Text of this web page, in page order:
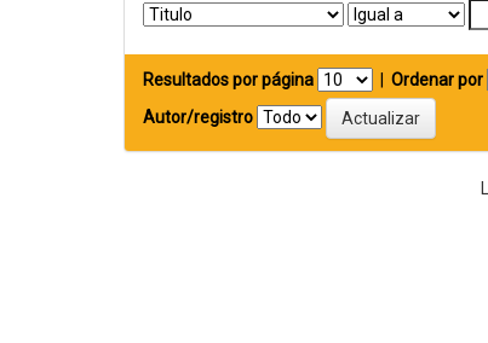
Resultados por página Ordenar por
Autor/registro